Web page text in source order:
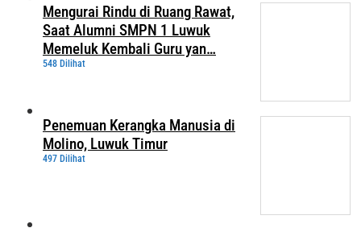
Mengurai Rindu di Ruang Rawat,
Saat Alumni SMPN 1 Luwuk
Memeluk Kembali Guru yan…
548 Dilihat
Penemuan Kerangka Manusia di
Molino, Luwuk Timur
497 Dilihat